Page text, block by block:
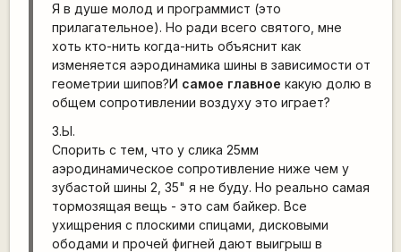
Я в душе молод и программист (это
прилагательное). Но ради всего святого, мне
хоть кто-нить когда-нить объяснит как
изменяется аэродинамика шины в зависимости от
геометрии шипов?И самое главное какую долю в
общем сопротивлении воздуху это играет?
З.Ы.
Спорить с тем, что у слика 25мм
аэродинамическое сопротивление ниже чем у
зубастой шины 2, 35" я не буду. Но реально самая
тормозящая вещь - это сам байкер. Все
ухищрения с плоскими спицами, дисковыми
ободами и прочей фигней дают выигрыш в